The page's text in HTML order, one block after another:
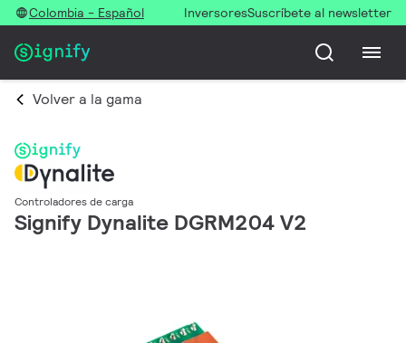
Colombia - Español InversoresSuscríbete al newsletter
Volver a la gama
Controladores de carga
Signify Dynalite DGRM204 V2